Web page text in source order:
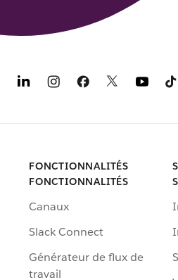
FONCTIONNALITÉS
FONCTIONNALITÉS
Canaux
Slack Connect
Générateur de flux de
travail